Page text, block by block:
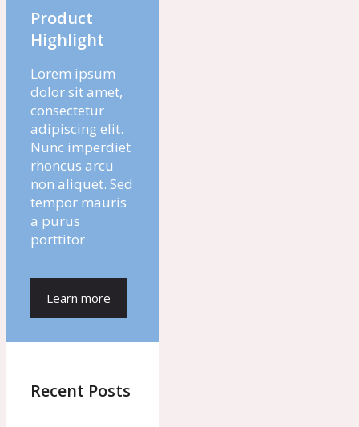
Product
Highlight
Lorem ipsum
dolor sit amet,
consectetur
adipiscing elit.
Nunc imperdiet
rhoncus arcu
non aliquet. Sed
tempor mauris
a purus
porttitor
Learn more
Recent Posts